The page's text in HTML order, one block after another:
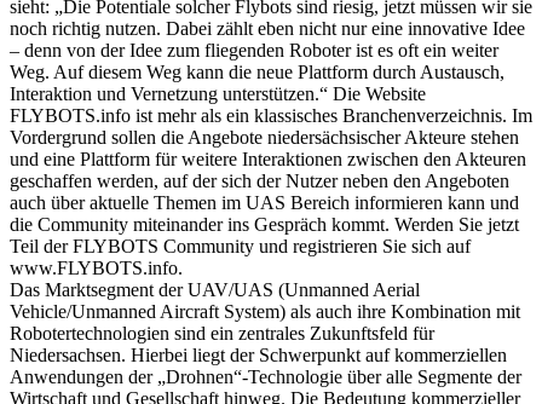
Das Marktsegment der UAV/UAS (Unmanned Aerial
Vehicle/Unmanned Aircraft System) als auch ihre Kombination mit
Robotertechnologien sind ein zentrales Zukunftsfeld für
Niedersachsen. Hierbei liegt der Schwerpunkt auf kommerziellen
Anwendungen der „Drohnen“-Technologie über alle Segmente der
Wirtschaft und Gesellschaft hinweg. Die Bedeutung kommerzieller